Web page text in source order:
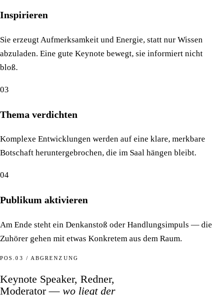
Inspirieren
Sie erzeugt Aufmerksamkeit und Energie, statt nur Wissen
abzuladen. Eine gute Keynote bewegt, sie informiert nicht
bloß.
03
Thema verdichten
Komplexe Entwicklungen werden auf eine klare, merkbare
Botschaft heruntergebrochen, die im Saal hängen bleibt.
04
Publikum aktivieren
Am Ende steht ein Denkanstoß oder Handlungsimpuls — die
Zuhörer gehen mit etwas Konkretem aus dem Raum.
POS.03 / ABGRENZUNG
Keynote Speaker, Redner,
Moderator — wo liegt der